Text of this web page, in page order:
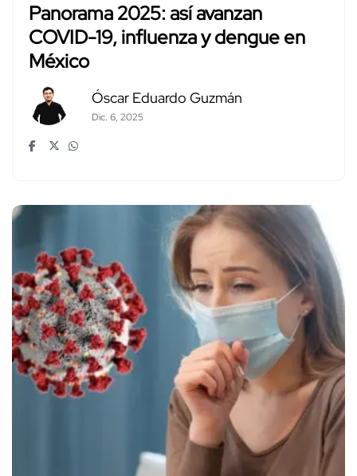
Panorama 2025: así avanzan
COVID-19, influenza y dengue en
México
Óscar Eduardo Guzmán
Dic. 6, 2025